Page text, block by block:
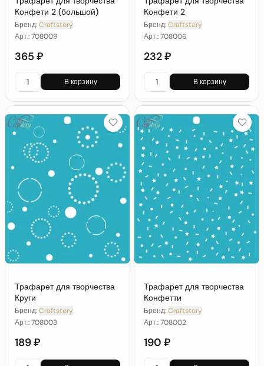
Конфети 2 (большой)
Бренд:Craftstory
Арт.:708009
365 ₽
В корзину
Конфети 2
Бренд:Craftstory
Арт.:708006
232 ₽
В корзину
Трафарет для творчества
Круги
Бренд:Craftstory
Арт.:708003
189 ₽
Трафарет для творчества
Конфетти
Бренд:Craftstory
Арт.:708002
190 ₽